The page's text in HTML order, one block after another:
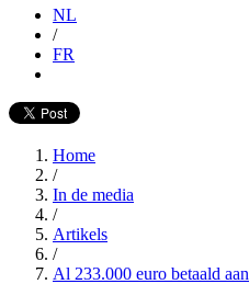
NL
/
FR
Home
/
In de media
/
Artikels
/
Al 233.000 euro betaald aan